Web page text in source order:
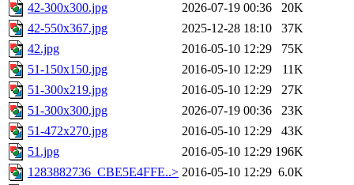
42-300x300.jpg
2026-07-19 00:36
20K
42-550x367.jpg
2025-12-28 18:10
37K
42.jpg
2016-05-10 12:29
75K
51-150x150.jpg
2016-05-10 12:29
11K
51-300x219.jpg
2016-05-10 12:29
27K
51-300x300.jpg
2026-07-19 00:36
23K
51-472x270.jpg
2016-05-10 12:29
43K
51.jpg
2016-05-10 12:29 196K
1283882736_CBE5E4FFE..> 2016-05-10 12:29 6.0K